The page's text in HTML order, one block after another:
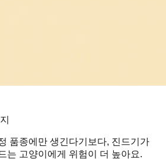
품종에만 생긴다기보다, 진드기가
는 고양이에게 위험이 더 높아요.